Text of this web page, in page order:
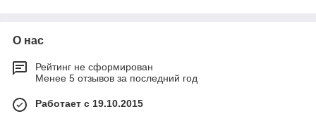
О нас
Рейтинг не сформирован
Менее 5 отзывов за последний год
Работает с 19.10.2015